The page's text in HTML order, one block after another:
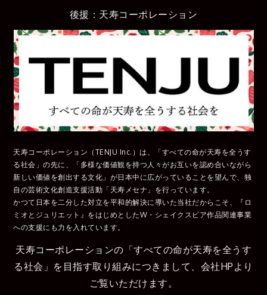
後援：天寿コーポレーション
天寿コーポレーション（TENJU Inc.）は、「すべての命が天寿を全うす
る社会」の先に、「多様な価値観を持つ人々がお互いを認め合いながら
新しい価値を創出する文化」が日本中に広がっていることを望んで、独
自の芸術文化創造支援活動「天寿メセナ」を行っています。
かつて日本を二分した対立を平和的解決に導いた当社だからこそ、『ロ
ミオとジュリエット』をはじめとしたW・シェイクスピア作品関連事業
への支援にも力を入れています。
天寿コーポレーションの「すべての命が天寿を全うす
る社会」を目指す取り組みにつきまして、会社HPより
ご覧いただけます。